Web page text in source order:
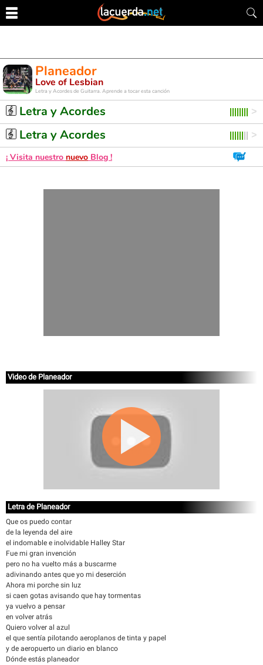
Planeador
Love of Lesbian
Letra y Acordes de Guitarra. Aprende a tocar esta canción
Letra y Acordes
Letra y Acordes
¡ Visita nuestro nuevo Blog !
Video de Planeador
Letra de Planeador
Que os puedo contar
de la leyenda del aire
el indomable e inolvidable Halley Star
Fue mi gran invención
pero no ha vuelto más a buscarme
adivinando antes que yo mi deserción
Ahora mi porche sin luz
si caen gotas avisando que hay tormentas
ya vuelvo a pensar
en volver atrás
Quiero volver al azul
el que sentía pilotando aeroplanos de tinta y papel
y de aeropuerto un diario en blanco
Dónde estás planeador